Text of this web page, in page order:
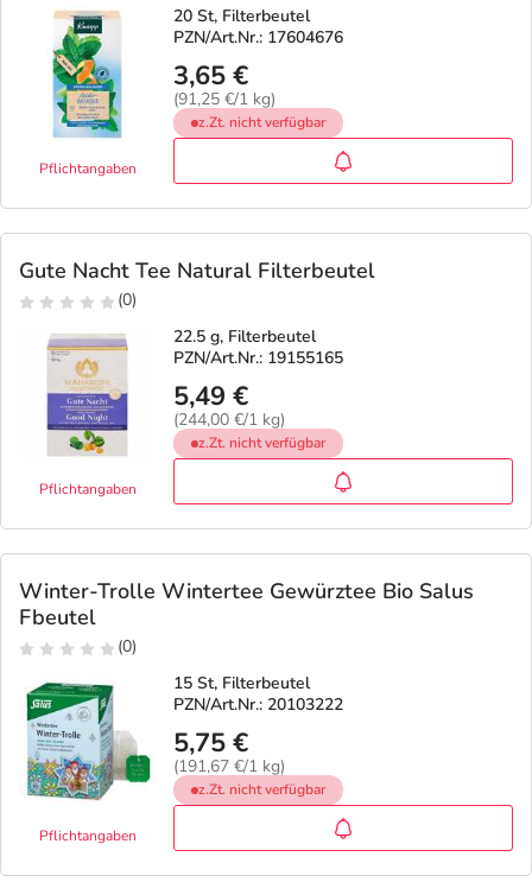
Diabetes
Körperpflege & Kosmetik
Mutter & Kind
Nahrungsergänzung
Natur & Homöopathie
Sanitätshaus
Sport & Fitness
Tierapotheke
Vitamine & Mineralstoffe
Marken
Geschenkideen
Aktuelle Coupons 7
Reiseapotheke
Insektenschutz
Sonnenpflege
Sommerpflege für Haar und Kopfhaut
Täglich gut versorgt
Fragen und Antworten
Kontakt
Beliebte Beiträge
E-Rezept einlösen
E-Rezept App
5% Extra Cash
Avene & Ducray Deals
Evolsin Deals
Frontline & Frontpro Deals
Nattermann Deals
R(h)ein Nutrition Deals
Refluthin, Lasea & Carmenthin Deals
Salus Deals
Pflichtangaben
20 St, Filterbeutel
PZN/Art.Nr.: 17604676
3,65 €
(91,25 €/1 kg)
z.Zt. nicht verfügbar
Gute Nacht Tee Natural Filterbeutel
(0)
Pflichtangaben
22.5 g, Filterbeutel
PZN/Art.Nr.: 19155165
5,49 €
(244,00 €/1 kg)
z.Zt. nicht verfügbar
Winter-Trolle Wintertee Gewürztee Bio Salus
Fbeutel
(0)
Pflichtangaben
15 St, Filterbeutel
PZN/Art.Nr.: 20103222
5,75 €
(191,67 €/1 kg)
z.Zt. nicht verfügbar